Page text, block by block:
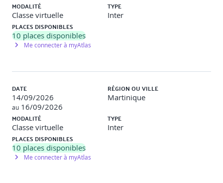
MODALITÉ
Classe virtuelle
TYPE
Inter
PLACES DISPONIBLES
10 places disponibles
Me connecter à myAtlas
DATE
14/09/2026
au 16/09/2026
RÉGION OU VILLE
Martinique
MODALITÉ
Classe virtuelle
TYPE
Inter
PLACES DISPONIBLES
10 places disponibles
Me connecter à myAtlas